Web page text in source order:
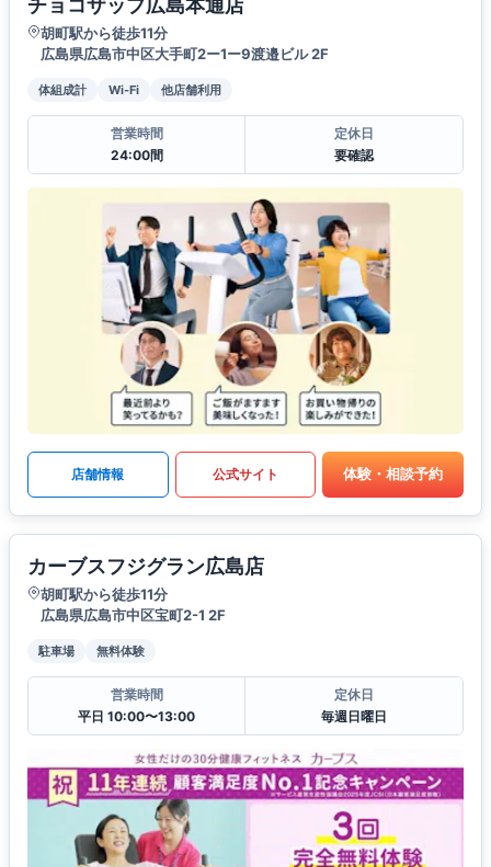
チョコザップ広島本通店
胡町駅から徒歩11分
広島県広島市中区大手町2ー1ー9渡邉ビル 2F
体組成計 Wi-Fi 他店舗利用
営業時間
24:00間
定休日
要確認
店舗情報 公式サイト 体験・相談予約
カーブスフジグラン広島店
胡町駅から徒歩11分
広島県広島市中区宝町2-1 2F
駐車場 無料体験
営業時間
平日 10:00〜13:00
定休日
毎週日曜日